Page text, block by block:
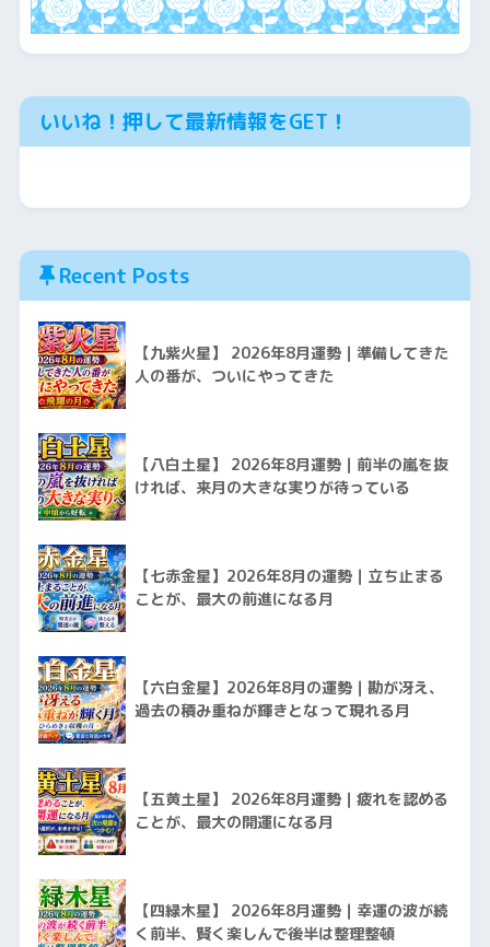
いいね！押して最新情報をGET！
Recent Posts
【九紫火星】 2026年8月運勢｜準備してきた
人の番が、ついにやってきた
【八白土星】 2026年8月運勢｜前半の嵐を抜
ければ、来月の大きな実りが待っている
【七赤金星】2026年8月の運勢｜立ち止まる
ことが、最大の前進になる月
【六白金星】2026年8月の運勢｜勘が冴え、
過去の積み重ねが輝きとなって現れる月
【五黄土星】 2026年8月運勢｜疲れを認める
ことが、最大の開運になる月
【四緑木星】 2026年8月運勢｜幸運の波が続
く前半、賢く楽しんで後半は整理整頓